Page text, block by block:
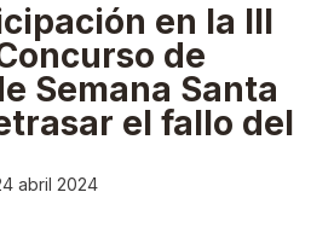
en la III
de
Semana Santa
el fallo del
abril 2024